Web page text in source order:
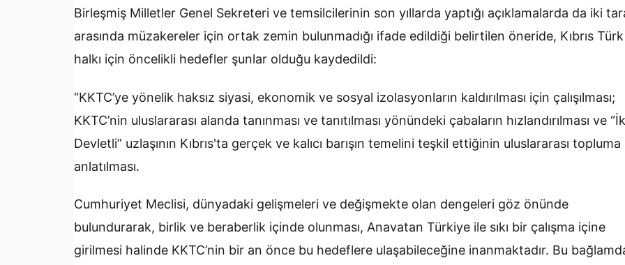
Birleşmiş Milletler Genel Sekreteri ve temsilcilerinin son yıllarda yaptığı açıklamalarda da iki
arasında müzakereler için ortak zemin bulunmadığı ifade edildiği belirtilen öneride, Kıbrıs Türk
halkı için öncelikli hedefler şunlar olduğu kaydedildi:
“KKTC’ye yönelik haksız siyasi, ekonomik ve sosyal izolasyonların kaldırılması için çalışılması;
KKTC’nin uluslararası alanda tanınması ve tanıtılması yönündeki çabaların hızlandırılması ve
Devletli” uzlaşının Kıbrıs'ta gerçek ve kalıcı barışın temelini teşkil ettiğinin uluslararası topluma
anlatılması.
Cumhuriyet Meclisi, dünyadaki gelişmeleri ve değişmekte olan dengeleri göz önünde
bulundurarak, birlik ve beraberlik içinde olunması, Anavatan Türkiye ile sıkı bir çalışma içine
girilmesi halinde KKTC’nin bir an önce bu hedeflere ulaşabileceğine inanmaktadır. Bu